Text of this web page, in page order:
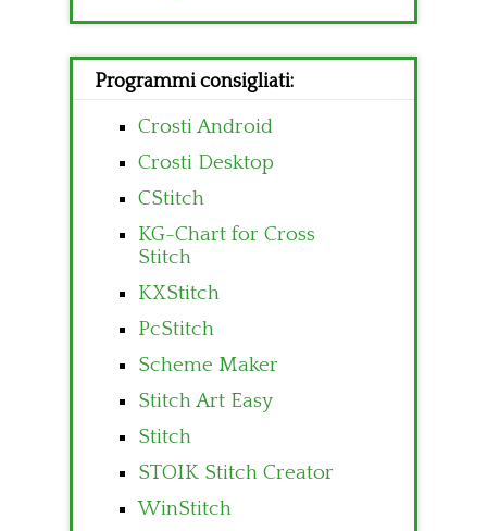
Programmi consigliati:
Crosti Android
Crosti Desktop
CStitch
KG-Chart for Cross
Stitch
KXStitch
PcStitch
Scheme Maker
Stitch Art Easy
Stitch
STOIK Stitch Creator
WinStitch